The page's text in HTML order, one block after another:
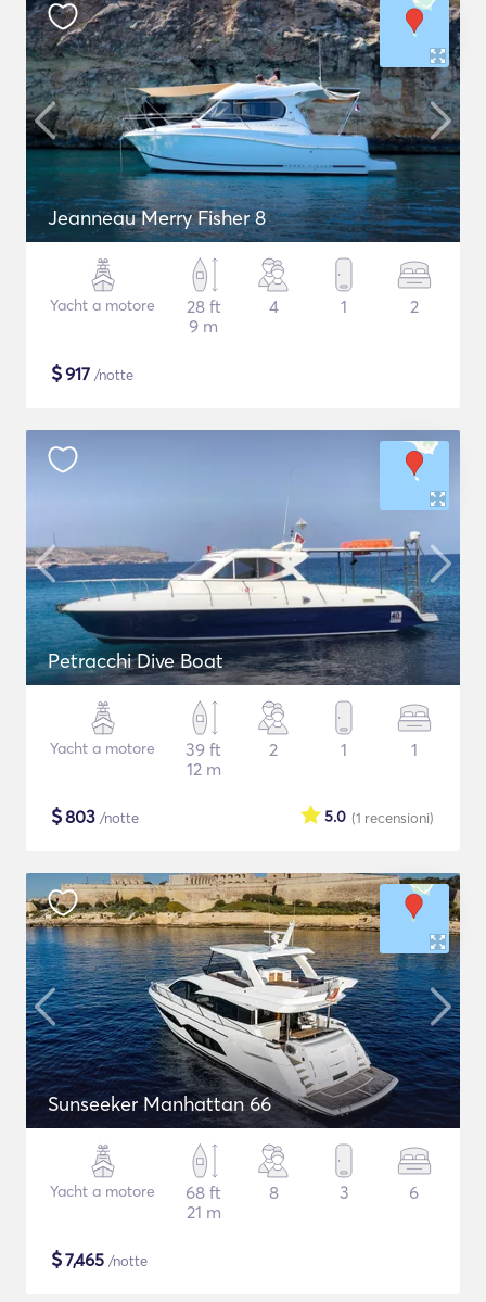
Jeanneau Merry Fisher 8
Yacht a motore
28 ft
9 m
4 1 2
$917 /notte
Petracchi Dive Boat
Yacht a motore
39 ft
12 m
2 1 1
$803 /notte (1 recensioni)
5.0
Sunseeker Manhattan 66
Yacht a motore
68 ft
21 m
8 3 6
$7,465 /notte